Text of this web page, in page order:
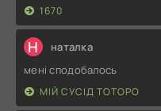
1670
Н наталка
мені сподобалось
МІЙ СУСІД ТОТОРО